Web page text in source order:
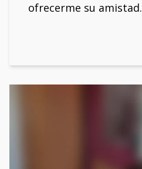
ofrecerme su amistad.